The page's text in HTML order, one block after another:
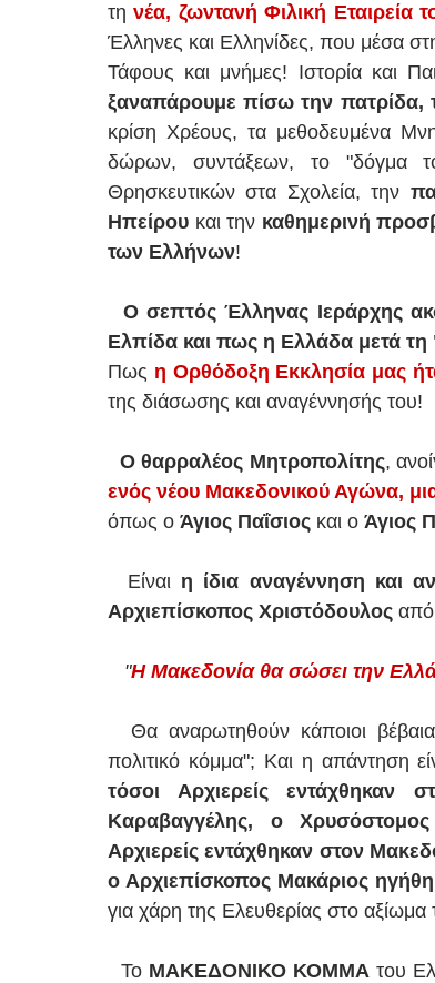
τηνέα, ζωντανή Φιλική Εταιρεία
Έλληνες και Ελληνίδες, που μέσα
Τάφους και μνήμες! Ιστορία και
ξαναπάρουμε πίσω την πατρίδα,
κρίση Χρέους, τα μεθοδευμένα
δώρων, συντάξεων, το "δόγμα
Θρησκευτικών στα Σχολεία, την
Ηπείρου και την καθημερινή
των Ελλήνων!
Ο σεπτός Έλληνας Ιεράρχης
Ελπίδα και πως η Ελλάδα μετά
Πως η Ορθόδοξη Εκκλησία μας
της διάσωσης και αναγέννησής του!
Ο θαρραλέος Μητροπολίτης,
ενός νέου Μακεδονικού Αγώνα,
όπως ο Άγιος Παΐσιος και ο Άγιος
Είναι η ίδια αναγέννηση και
Αρχιεπίσκοπος Χριστόδουλος από
"Η Μακεδονία θα σώσει την
Θα αναρωτηθούν κάποιοι
πολιτικό κόμμα"; Και η απάντηση
τόσοι Αρχιερείς εντάχθηκαν
Καραβαγγέλης, ο
Αρχιερείς εντάχθηκαν στον
ο Αρχιεπίσκοπος Μακάριος
για χάρη της Ελευθερίας στο
Το ΜΑΚΕΔΟΝΙΚΟ ΚΟΜΜΑτου